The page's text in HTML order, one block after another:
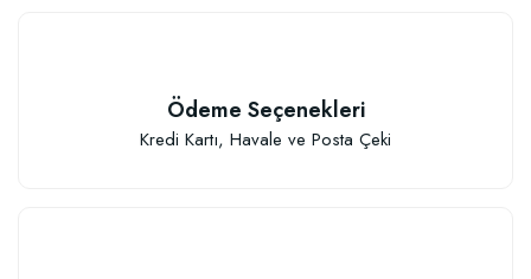
Ödeme Seçenekleri
Kredi Kartı, Havale ve Posta Çeki